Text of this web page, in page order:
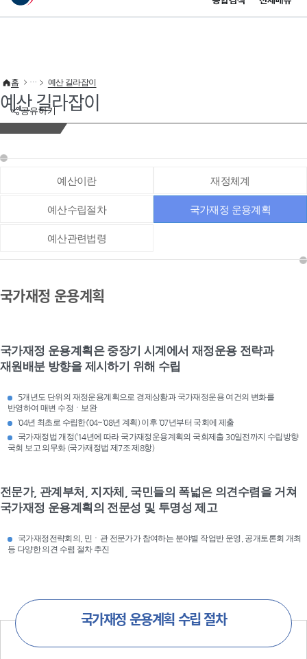
이 누리집은 대한민국 공식 전자정부 누리집입니다.
공유하기
홈 예산 길라잡이
예산 길라잡이
예산이란 재정체계
예산수립절차 국가재정 운용계획
예산관련법령
국가재정 운용계획
국가재정 운용계획은 중장기 시계에서 재정운용 전략과
재원배분 방향을 제시하기 위해 수립
5개년도 단위의 재정운용계획으로 경제상황과 국가재정운용 여건의 변화를
반영하여 매변 수정ㆍ보완
‘04년 최초로 수립한(‘04~‘08년 계획) 이후 ‘07년부터 국회에 제출
국가재정법 개정(‘14년에 따라 국가재정운용계획의 국회제출 30일전까지 수립방향
국회 보고 의무화 (국가재정법 제7조 제8항)
전문가, 관계부처, 지자체, 국민들의 폭넓은 의견수렴을 거쳐
국가재정 운용계획의 전문성 및 투명성 제고
국가재정전략회의, 민ㆍ관 전문가가 참여하는 분야별 작업반 운영, 공개토론회 개최
등 다양한 의견 수렴 절차 추진
국가재정 운용계획 수립 절차